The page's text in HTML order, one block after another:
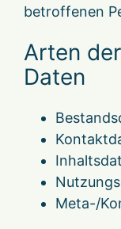
betroffenen
Arten
Daten
Meta-/